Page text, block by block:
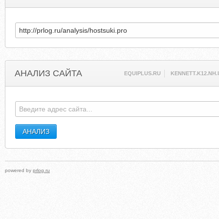
АНАЛИЗ САЙТА EQUIPLUS.RU
powered by prlog.ru